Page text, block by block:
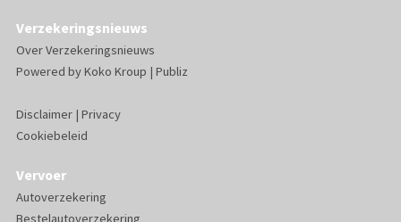
Verzekeringsnieuws
Over Verzekeringsnieuws
Powered byKoko Kroup | Publiz
Disclaimer| Privacy
Cookiebeleid
Vervoer
Autoverzekering
Bestelautoverzekering